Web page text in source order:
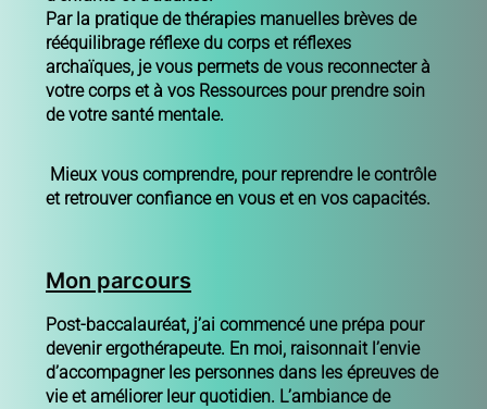
Par la pratique de thérapies manuelles brèves de
rééquilibrage réflexe du corps et réflexes
archaïques, je vous permets de vous reconnecter à
votre corps et à vos Ressources pour prendre soin
de votresanté mentale.
Mieux vous comprendre, pour reprendre le contrôle
et retrouver confiance en vous et en vos capacités.
Mon parcours
Post-baccalauréat, j’ai commencé une prépa pour
devenir ergothérapeute. En moi, raisonnait l’envie
d’accompagner les personnes dans les épreuves de
vie et améliorer leur quotidien. L’ambiance de